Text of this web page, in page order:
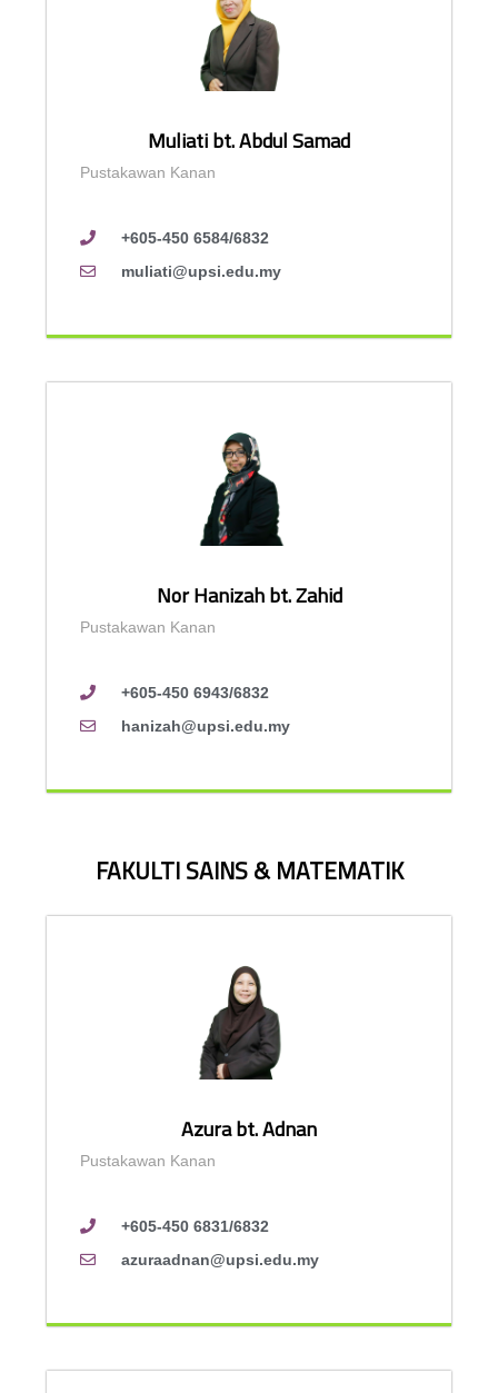
Muliati bt. Abdul Samad
Pustakawan Kanan
+605-450 6584/6832
muliati@upsi.edu.my
Nor Hanizah bt. Zahid
Pustakawan Kanan
+605-450 6943/6832
hanizah@upsi.edu.my
FAKULTI SAINS & MATEMATIK
Azura bt. Adnan
Pustakawan Kanan
+605-450 6831/6832
azuraadnan@upsi.edu.my